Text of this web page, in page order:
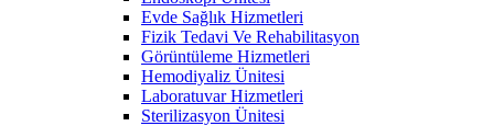
Evde Sağlık Hizmetleri
Fizik Tedavi Ve Rehabilitasyon
Görüntüleme Hizmetleri
Hemodiyaliz Ünitesi
Laboratuvar Hizmetleri
Sterilizasyon Ünitesi